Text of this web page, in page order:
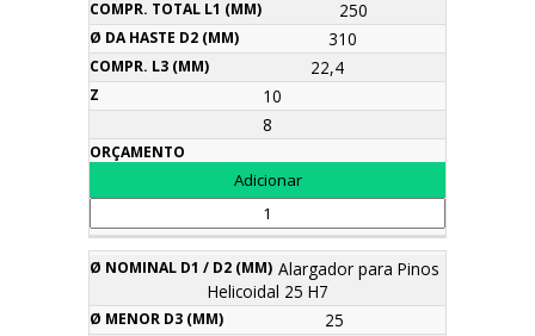
250
310
22,4
10
8
Alargador para Pinos
Helicoidal 25 H7
25